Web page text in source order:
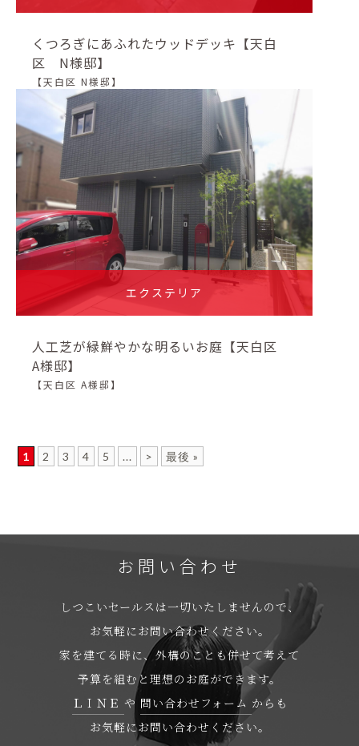
くつろぎにあふれたウッドデッキ【天白
区 N様邸】
【天白区 N様邸】
エクステリア
人工芝が緑鮮やかな明るいお庭【天白区
A様邸】
【天白区 A様邸】
1 2 3 4 5 ... > 最後 »
お問い合わせ
しつこいセールスは一切いたしませんので、
お気軽にお問い合わせください。
家を建てる時に、外構のことも併せて考えて
予算を組むと理想のお庭ができます。
ＬＩＮＥ や 問い合わせフォーム からも
お気軽にお問い合わせください。